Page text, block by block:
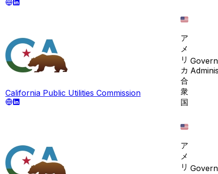
California Public Utilities Commission
ア
メ
リ
カ
合
衆
国
ア
メ
リ